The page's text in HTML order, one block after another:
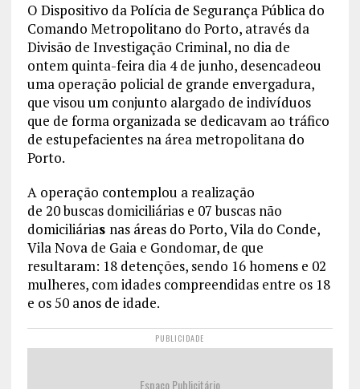
O Dispositivo da Polícia de Segurança Pública do
Comando Metropolitano do Porto, através da
Divisão de Investigação Criminal, no dia de
ontem quinta-feira dia 4 de junho, desencadeou
uma operação policial de grande envergadura,
que visou um conjunto alargado de indivíduos
que de forma organizada se dedicavam ao tráfico
de estupefacientes na área metropolitana do
Porto.
A operação contemplou a realização
de 20 buscas domiciliárias e 07 buscas não
domiciliárias nas áreas do Porto, Vila do Conde,
Vila Nova de Gaia e Gondomar, de que
resultaram: 18 detenções, sendo 16 homens e 02
mulheres, com idades compreendidas entre os 18
e os 50 anos de idade.
PUBLICIDADE
Espaço Publicitário